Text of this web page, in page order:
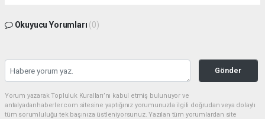
Okuyucu Yorumları (0)
Gönder
Yorum yazarak Topluluk Kuralları’nı kabul etmiş bulunuyor ve
antalyadanhaberler.com sitesine yaptığınız yorumunuzla ilgili doğrudan veya dolaylı
tüm sorumluluğu tek başınıza üstleniyorsunuz. Yazılan tüm yorumlardan site